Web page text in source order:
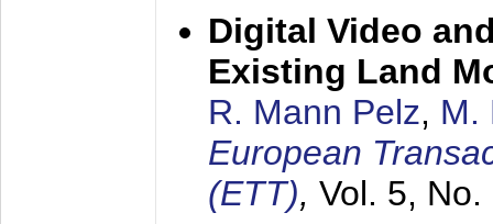
Digital Video
Existing Land
R. Mann Pelz, M.
European
(ETT), Vol. 5,